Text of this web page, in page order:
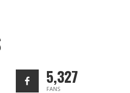
5,327
FANS